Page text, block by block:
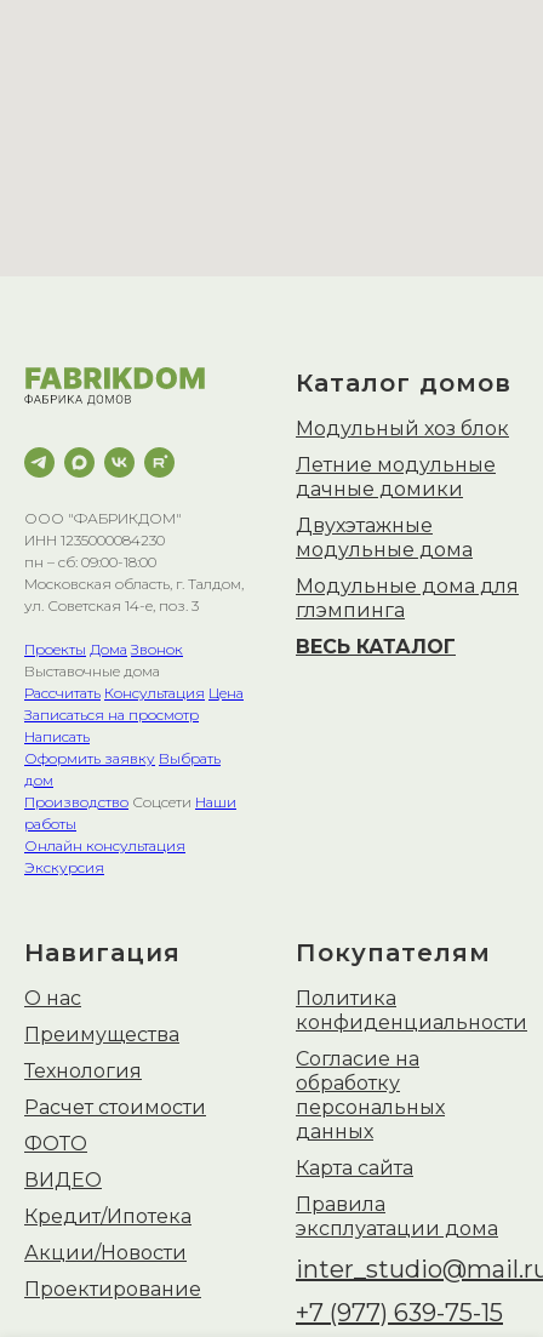
ООО "ФАБРИКДОМ"
ИНН 1235000084230
пн – сб: 09:00-18:00
Московская область, г. Талдом,
ул. Советская 14-е, поз. 3
Проекты Дома Звонок
Выставочные дома
Рассчитать Консультация Цена
Записаться на просмотр
Написать
Оформить заявку Выбрать
дом
Производство Соцсети Наши
работы
Онлайн консультация
Экскурсия
Каталог домов
Модульный хоз блок
Летние модульные
дачные домики
Двухэтажные
модульные дома
Модульные дома для
глэмпинга
ВЕСЬ КАТАЛОГ
Навигация
О нас
Преимущества
Технология
Расчет стоимости
ФОТО
ВИДЕО
Кредит/Ипотека
Акции/Новости
Проектирование
Покупателям
Политика
конфиденциальности
Согласие на
обработку
персональных
данных
Карта сайта
Правила
эксплуатации дома
+7 (977) 639-75-15